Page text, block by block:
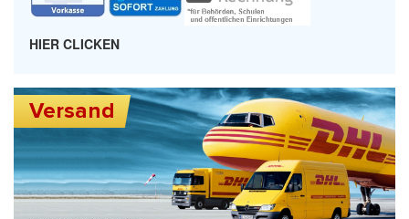
HIER CLICKEN
Versand